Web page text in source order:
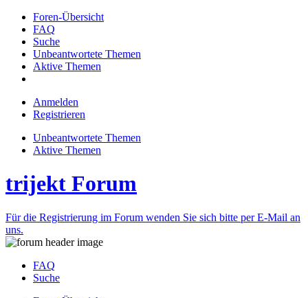
Foren-Übersicht
FAQ
Suche
Unbeantwortete Themen
Aktive Themen
Anmelden
Registrieren
Unbeantwortete Themen
Aktive Themen
trijekt Forum
Für die Registrierung im Forum wenden Sie sich bitte per E-Mail an
uns.
FAQ
Suche